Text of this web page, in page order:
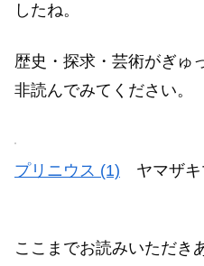
したね。
歴史・探求・芸術がぎゅ
非読んでみてください。
プリニウス (1) ヤマザキ
ここまでお読みいただき